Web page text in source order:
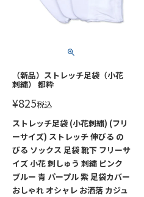
（新品）ストレッチ足袋（小花
刺繍） 都粋
¥825税込
ストレッチ足袋 (小花刺繍) (フリ
ーサイズ) ストレッチ 伸びる の
びる ソックス 足袋 靴下 フリーサ
イズ 小花 刺しゅう 刺繍 ピンク
ブルー 青 パープル 紫 足袋カバー
おしゃれ オシャレ お洒落 カジュ